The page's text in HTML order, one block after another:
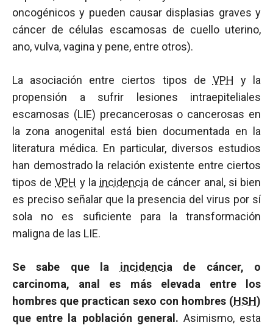
oncogénicos y pueden causar displasias graves y
cáncer de células escamosas de cuello uterino,
ano, vulva, vagina y pene, entre otros).
La asociación entre ciertos tipos de VPH y la
propensión a sufrir lesiones intraepiteliales
escamosas (LIE) precancerosas o cancerosas en
la zona anogenital está bien documentada en la
literatura médica. En particular, diversos estudios
han demostrado la relación existente entre ciertos
tipos deVPH y la incidencia de cáncer anal, si bien
es preciso señalar que la presencia del virus por sí
sola no es suficiente para la transformación
maligna de las LIE.
Se sabe que la incidencia de cáncer, o
carcinoma, anal es más elevada entre los
hombres que practican sexo con hombres (HSH)
que entre la población general. Asimismo, esta